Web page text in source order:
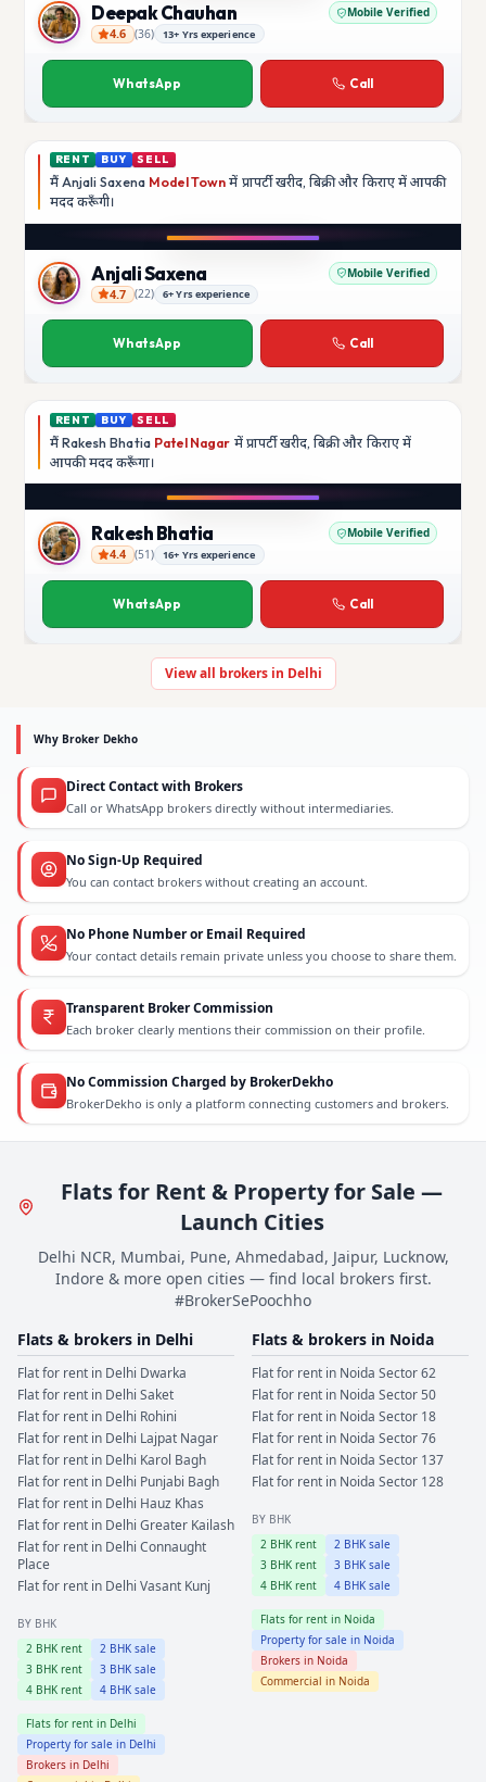
Deepak Chauhan
Deepak Chauhan Mobile Verified
4.6 (36) 13+ Yrs experience
WhatsApp Call
RENT BUY SELL
मैं Anjali Saxena Model Town में प्रापर्टी खरीद, बिक्री और किराए में आपकी
मददकरूँगी।
Anjali Saxena
Anjali Saxena Mobile Verified
4.7 (22) 6+ Yrs experience
WhatsApp Call
RENT BUY SELL
मैं Rakesh Bhatia Patel Nagar में प्रापर्टी खरीद, बिक्री और किराए में
आपकी मददकरूँगा।
Rakesh Bhatia
Rakesh Bhatia Mobile Verified
4.4 (51) 16+ Yrs experience
WhatsApp Call
View all brokers in Delhi
Why Broker Dekho
Direct Contact with Brokers
Call or WhatsApp brokers directly without intermediaries.
No Sign-Up Required
You can contact brokers without creating an account.
No Phone Number or Email Required
Your contact details remain private unless you choose to share them.
Transparent Broker Commission
Each broker clearly mentions their commission on their profile.
No Commission Charged by BrokerDekho
BrokerDekho is only a platform connecting customers and brokers.
Flats for Rent & Property for Sale —
Launch Cities
Delhi NCR, Mumbai, Pune, Ahmedabad, Jaipur, Lucknow,
Indore & more open cities — find local brokers first.
#BrokerSePoochho
Flats & brokers in Delhi
Flat for rent in Delhi Dwarka
Flat for rent in Delhi Saket
Flat for rent in Delhi Rohini
Flat for rent in Delhi Lajpat Nagar
Flat for rent in Delhi Karol Bagh
Flat for rent in Delhi Punjabi Bagh
Flat for rent in Delhi Hauz Khas
Flat for rent in Delhi Greater Kailash
Flat for rent in Delhi Connaught
Place
Flat for rent in Delhi Vasant Kunj
BY BHK
2 BHK rent 2 BHK sale
3 BHK rent 3 BHK sale
4 BHK rent 4 BHK sale
Flats for rent in Delhi
Property for sale in Delhi
Brokers in Delhi
Flats & brokers in Noida
Flat for rent in Noida Sector 62
Flat for rent in Noida Sector 50
Flat for rent in Noida Sector 18
Flat for rent in Noida Sector 76
Flat for rent in Noida Sector 137
Flat for rent in Noida Sector 128
BY BHK
2 BHK rent 2 BHK sale
3 BHK rent 3 BHK sale
4 BHK rent 4 BHK sale
Flats for rent in Noida
Property for sale in Noida
Brokers in Noida
Commercial in Noida